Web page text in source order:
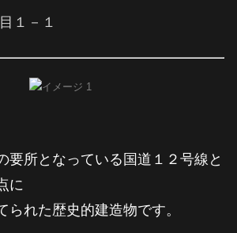
１－１
要所となっている国道１２号線と
に
られた歴史的建造物です。